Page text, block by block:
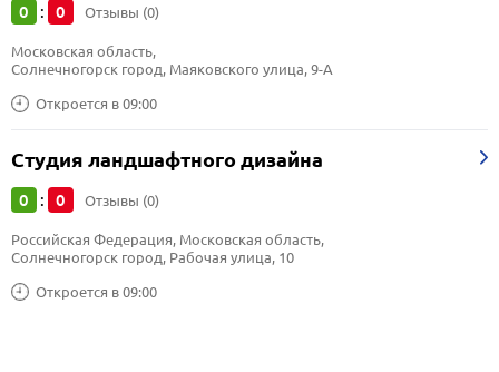
0 : 0 Отзывы (0)
Откроется в 09:00
Московская область,
Солнечногорск город, Маяковского улица, 9-А
Студия ландшафтного дизайна
0 : 0 Отзывы (0)
Откроется в 09:00
Российская Федерация, Московская область,
Солнечногорск город, Рабочая улица, 10